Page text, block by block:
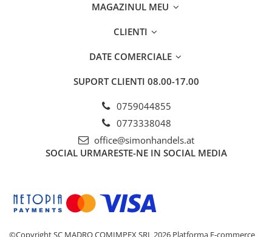
MAGAZINUL MEU
CLIENTI
DATE COMERCIALE
SUPORT CLIENTI 08.00-17.00
0759044855
0773338048
office@simonhandels.at
SOCIAL URMARESTE-NE IN SOCIAL MEDIA
©Copyright SC MADRO COMIMPEX SRL 2026 Platforma E-commerce